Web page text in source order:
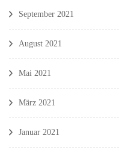
September 2021
August 2021
Mai 2021
März 2021
Januar 2021